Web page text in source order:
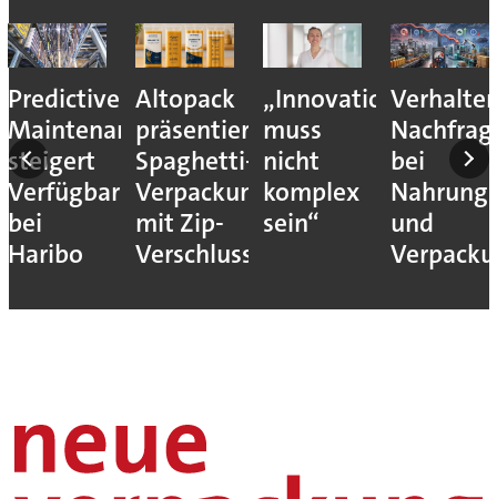
Predictive
Maintenance
steigert
Verfügbarkeit
bei
Haribo
Altopack
präsentiert
Spaghetti-
Verpackung
mit Zip-
Verschluss
„Innovation
muss
nicht
komplex
sein“
bei
und